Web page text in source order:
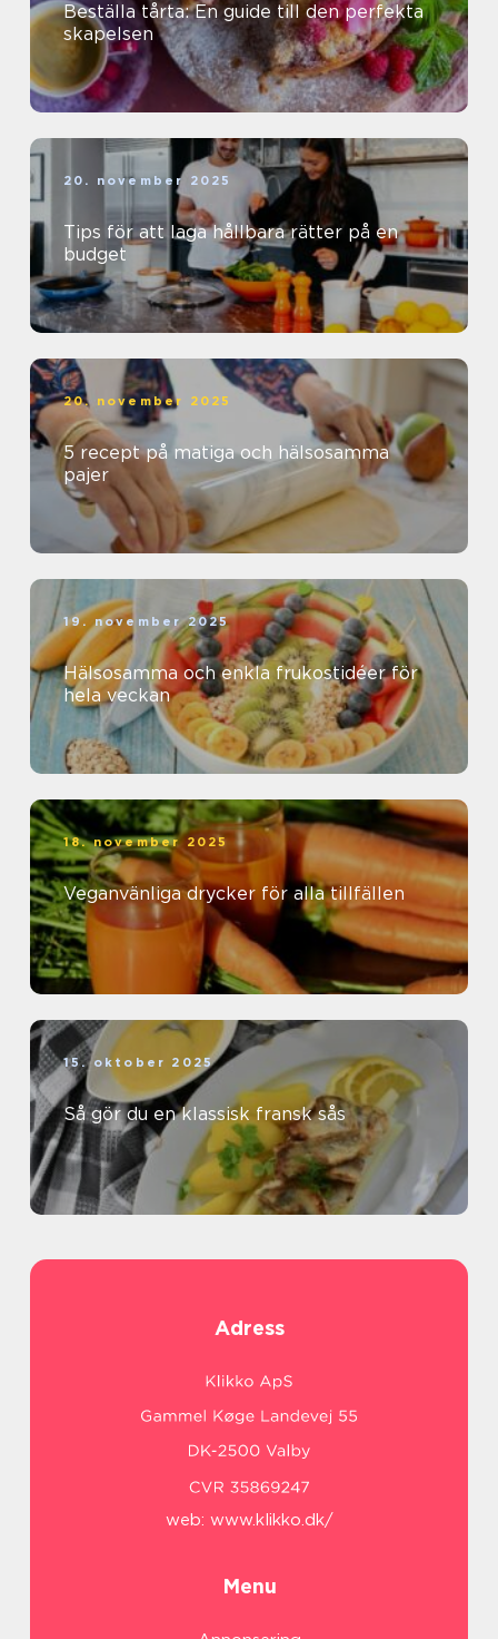
Beställa tårta: En guide till den perfekta
skapelsen
20. november 2025
Tips för att laga hållbara rätter på en
budget
20. november 2025
5 recept på matiga och hälsosamma
pajer
19. november 2025
Hälsosamma och enkla frukostidéer för
hela veckan
18. november 2025
Veganvänliga drycker för alla tillfällen
15. oktober 2025
Så gör du en klassisk fransk sås
Adress
web: www.klikko.dk/
Menu